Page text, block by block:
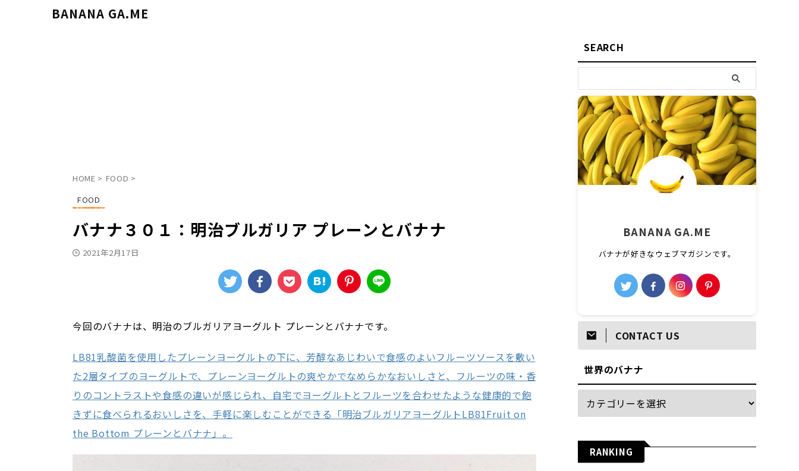
BANANA GA.ME
HOME > FOOD >
FOOD
バナナ３０１：明治ブルガリア プレーンとバナナ
2021年2月17日
今回のバナナは、明治のブルガリアヨーグルト プレーンとバナナです。
LB81乳酸菌を使用したプレーンヨーグルトの下に、芳醇なあじわいで食感のよいフルーツソースを敷い
た2層タイプのヨーグルトで、プレーンヨーグルトの爽やかでなめらかなおいしさと、フルーツの味・香
りのコントラストや食感の違いが感じられ、自宅でヨーグルトとフルーツを合わせたような健康的で飽
きずに食べられるおいしさを、手軽に楽しむことができる「明治ブルガリアヨーグルトLB81Fruit on
the Bottom プレーンとバナナ」。
SEARCH
BANANA GA.ME
バナナが好きなウェブマガジンです。
CONTACT US
世界のバナナ
RANKING